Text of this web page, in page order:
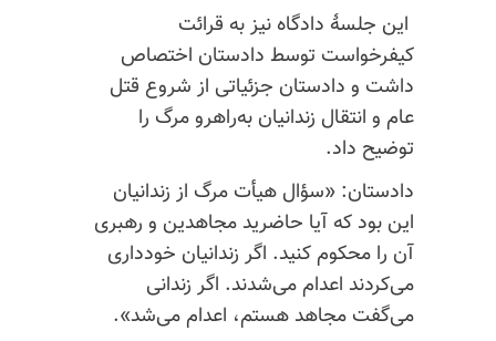
این جلسهٔ دادگاه نيز به قرائت
کيفرخواست توسط دادستان اختصاص
داشت و دادستان جزئياتی از شروع قتل
عام و انتقال زندانيان به‌راهرو مرگ را
توضيح داد.
دادستان: «سؤال هيأت مرگ از زندانيان
اين بود که آيا حاضريد مجاهدين و رهبری
آن را محکوم کنيد. اگر زندانيان خودداری
می‌کردند اعدام می‌شدند. اگر زندانی
می‌گفت مجاهد هستم، اعدام می‌شد».